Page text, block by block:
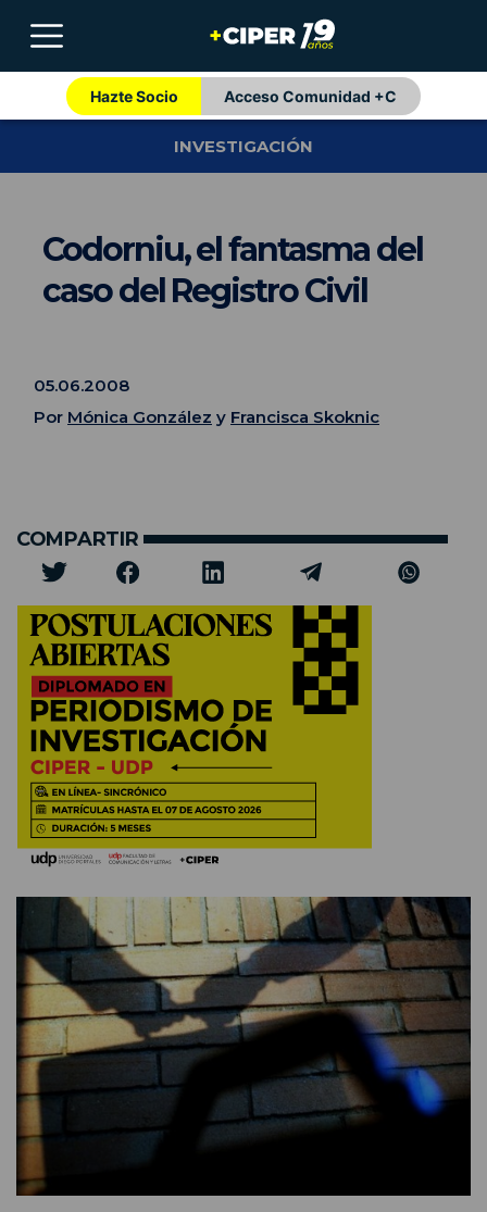
Hazte Socio Acceso Comunidad +C
INVESTIGACIÓN
Codorniu, el fantasma del
caso del Registro Civil
05.06.2008
Por Mónica González y Francisca Skoknic
COMPARTIR